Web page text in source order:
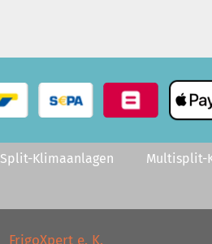
Split-Klimaanlagen Multisplit-
FrigoXpert e. K.